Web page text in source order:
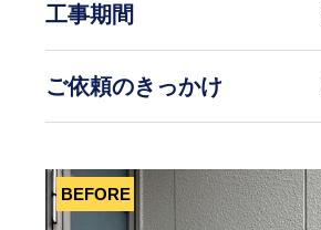
工事期間
ご依頼のきっかけ